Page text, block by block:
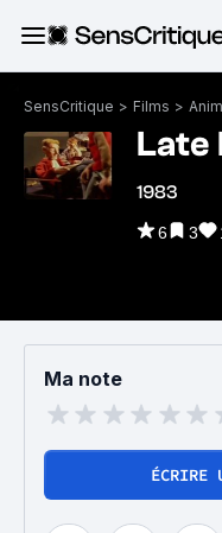
SensCritique > Films >
Late
1983
6 3
Ma note
ÉCRIRE